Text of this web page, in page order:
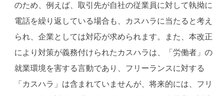
のため、例えば、取引先が自社の従業員に対して執拗に
電話を繰り返している場合も、カスハラに当たると考え
られ、企業としては対応が求められます。また、本改正
により対策が義務付けられたカスハラは、「労働者」の
就業環境を害する言動であり、フリーランスに対する
「カスハラ」は含まれていませんが、将来的には、フリ